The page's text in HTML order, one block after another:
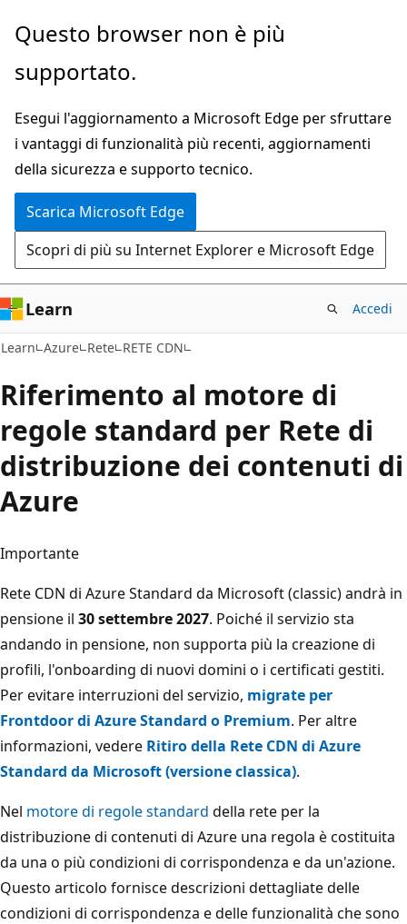
Ignora
passa
contenuto
principale
Questo browser non è più
supportato.
Esegui l'aggiornamento a Microsoft Edge per sfruttare
i vantaggi di funzionalità più recenti, aggiornamenti
della sicurezza e supporto tecnico.
Scarica Microsoft Edge
Scopri di più su Internet Explorer e Microsoft Edge
Learn Accedi
Learn Azure Rete RETE CDN
Riferimento al motore di
regole standard per Rete di
distribuzione dei contenuti di
Azure
Importante
Rete CDN di Azure Standard da Microsoft (classic) andrà in
pensione il 30 settembre 2027. Poiché il servizio sta
andando in pensione, non supporta più la creazione di
profili, l'onboarding di nuovi domini o i certificati gestiti.
Per evitare interruzioni del servizio, migrate per
Frontdoor di Azure Standard o Premium. Per altre
informazioni, vedere ⁠ Ritiro della Rete CDN di Azure
Standard da Microsoft (versione classica).
Nel motore di regole standard della rete per la
distribuzione di contenuti di Azure una regola è costituita
da una o più condizioni di corrispondenza e da un'azione.
Questo articolo fornisce descrizioni dettagliate delle
condizioni di corrispondenza e delle funzionalità che sono